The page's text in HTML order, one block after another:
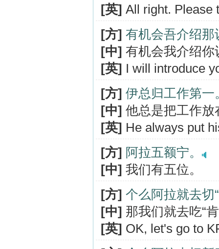
[英] All right. Please
[方] 有机会吾介绍那
[中] 有机会我介绍你
[英] I will introduce
[方] 伊总归工作第一
[中] 他总是把工作放
[英] He always put
[方] 阿拉五额宁。
[中] 我们有五位。
[方] 个么阿拉就去切
[中] 那我们就去吃“
[英] OK, let's go to